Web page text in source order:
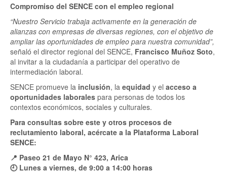
Compromiso del SENCE con el empleo regional
“Nuestro Servicio trabaja activamente en la generación de
alianzas con empresas de diversas regiones, con el objetivo de
ampliar las oportunidades de empleo para nuestra comunidad”,
señaló el director regional del SENCE, Francisco Muñoz Soto,
al invitar a la ciudadanía a participar del operativo de
intermediación laboral.
SENCE promueve la inclusión, la equidad y el acceso a
oportunidades laborales para personas de todos los
contextos económicos, sociales y culturales.
Para consultas sobre este y otros procesos de
reclutamiento laboral, acércate a la Plataforma Laboral
SENCE:
📍 Paseo 21 de Mayo N° 423, Arica
🕘 Lunes a viernes, de 9:00 a 14:00 horas